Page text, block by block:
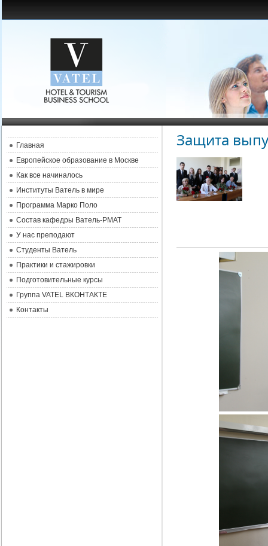
Защита
Главная
Европейское образование в Москве
Как все начиналось
Институты Ватель в мире
Программа Марко Поло
Состав кафедры Ватель-РМАТ
У нас преподают
Студенты Ватель
Практики и стажировки
Подготовительные курсы
Группа VATEL ВКОНТАКТЕ
Контакты